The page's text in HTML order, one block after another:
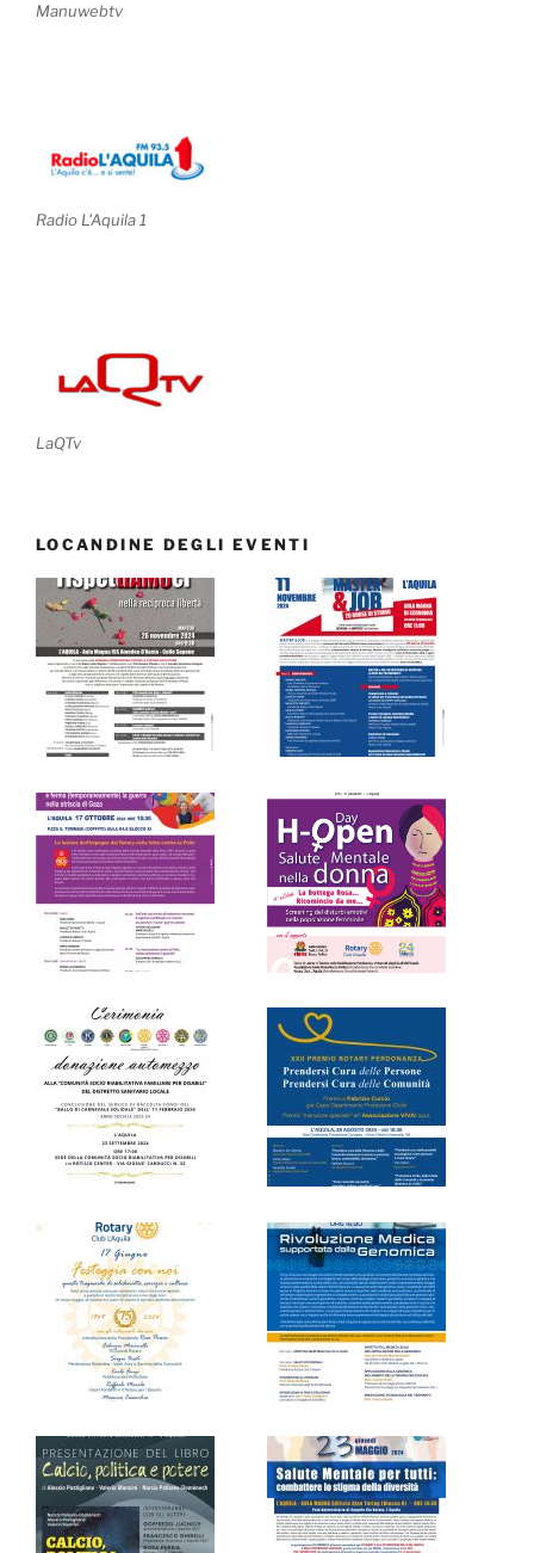
Manuwebtv
Radio L'Aquila 1
LaQTv
LOCANDINE DEGLI EVENTI